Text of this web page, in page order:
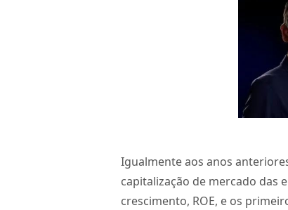
Igualmente aos anos
capitalização de mercado das
crescimento, ROE, e os